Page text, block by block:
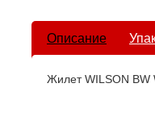
Описание
Жилет WILSON BW